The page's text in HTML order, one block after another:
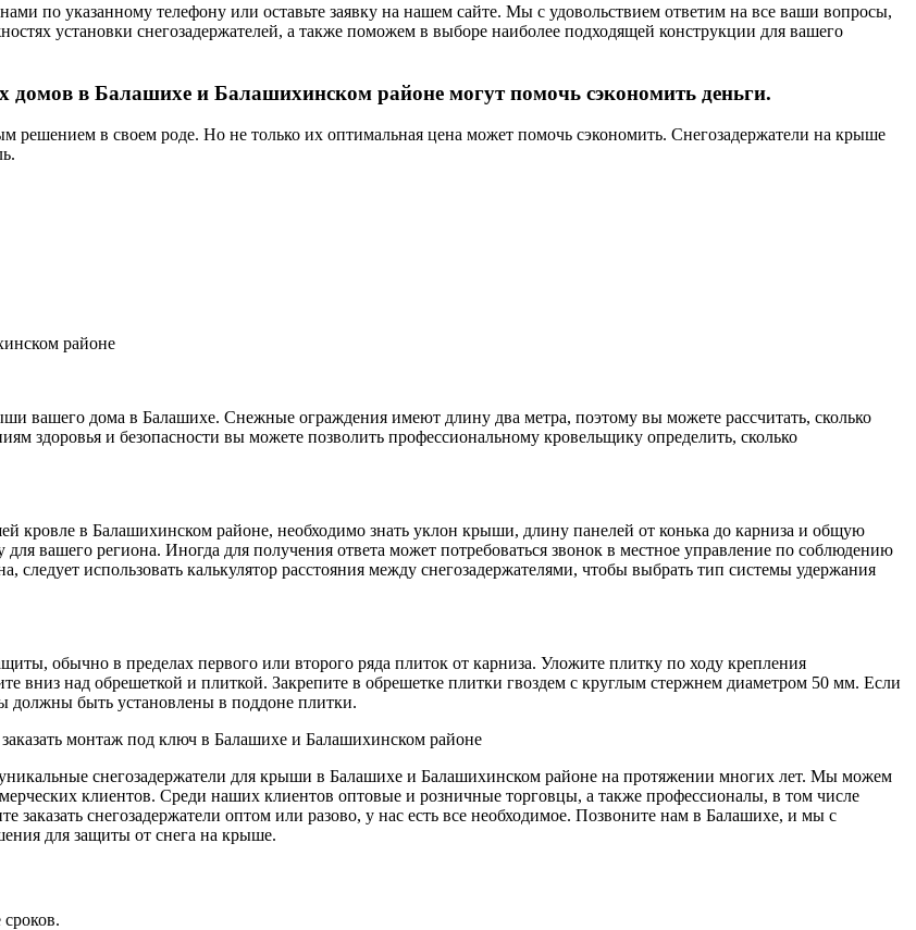
по указанному телефону или оставьте заявку на нашем сайте. Мы с удовольствием ответим на все ваши вопросы,
установки снегозадержателей, а также поможем в выборе наиболее подходящей конструкции для вашего
домов в Балашихе и Балашихинском районе могут помочь сэкономить деньги.
в своем роде. Но не только их оптимальная цена может помочь сэкономить. Снегозадержатели на крыше
вашего дома в Балашихе. Снежные ограждения имеют длину два метра, поэтому вы можете рассчитать, сколько
здоровья и безопасности вы можете позволить профессиональному кровельщику определить, сколько
кровле в Балашихинском районе, необходимо знать уклон крыши, длину панелей от конька до карниза и общую
вашего региона. Иногда для получения ответа может потребоваться звонок в местное управление по соблюдению
использовать калькулятор расстояния между снегозадержателями, чтобы выбрать тип системы удержания
обычно в пределах первого или второго ряда плиток от карниза. Уложите плитку по ходу крепления
вниз над обрешеткой и плиткой. Закрепите в обрешетке плитки гвоздем с круглым стержнем диаметром 50 мм. Если
быть установлены в поддоне плитки.
снегозадержатели для крыши в Балашихе и Балашихинском районе на протяжении многих лет. Мы можем
клиентов. Среди наших клиентов оптовые и розничные торговцы, а также профессионалы, в том числе
снегозадержатели оптом или разово, у нас есть все необходимое. Позвоните нам в Балашихе, и мы с
для защиты от снега на крыше.